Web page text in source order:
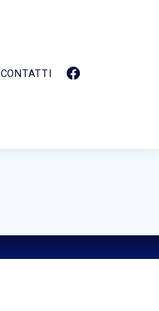
CONTATTI